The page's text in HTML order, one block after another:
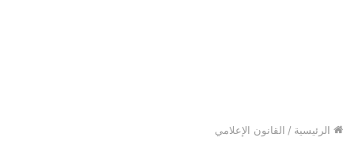
الرئيسية / القانون الإعلامي